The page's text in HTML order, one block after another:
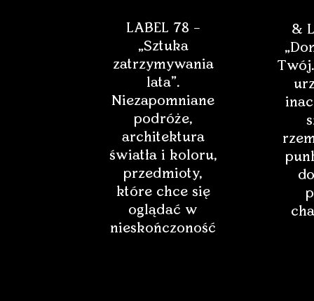
LABEL 78 –
„Sztuka
zatrzymywania
lata”.
Niezapomniane
podróże,
architektura
światła i koloru,
przedmioty,
które chce się
oglądać w
nieskończoność
&